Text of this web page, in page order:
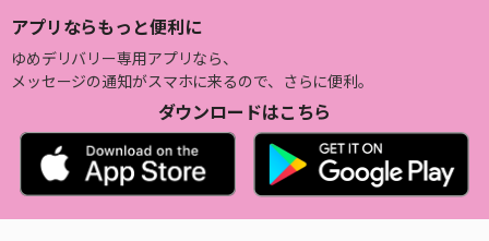
アプリならもっと便利に
ゆめデリバリー専用アプリなら、
メッセージの通知がスマホに来るので、さらに便利。
ダウンロードはこちら